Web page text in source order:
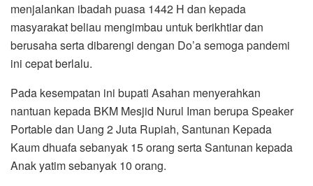
menjalankan ibadah puasa 1442 H dan kepada
masyarakat beliau mengimbau untuk berikhtiar dan
berusaha serta dibarengi dengan Do’a semoga pandemi
ini cepat berlalu.
Pada kesempatan ini bupati Asahan menyerahkan
nantuan kepada BKM Mesjid Nurul Iman berupa Speaker
Portable dan Uang 2 Juta Rupiah, Santunan Kepada
Kaum dhuafa sebanyak 15 orang serta Santunan kepada
Anak yatim sebanyak 10 orang.